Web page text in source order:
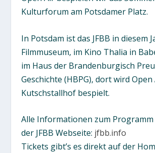
Kulturforum am Potsdamer Platz.
In Potsdam ist das JFBB in diesem
Filmmuseum, im Kino Thalia in
im Haus der Brandenburgisch
Geschichte (HBPG), dort wird
Kutschstallhof bespielt.
Alle Informationen zum
der JFBB Webseite: jfbb.info
Tickets gibt’s es direkt auf der